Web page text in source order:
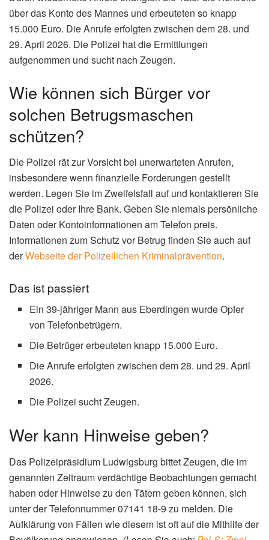
über das Konto des Mannes und erbeuteten so knapp
15.000 Euro. Die Anrufe erfolgten zwischen dem 28. und
29. April 2026. Die Polizei hat die Ermittlungen
aufgenommen und sucht nach Zeugen.
Wie können sich Bürger vor
solchen Betrugsmaschen
schützen?
Die Polizei rät zur Vorsicht bei unerwarteten Anrufen,
insbesondere wenn finanzielle Forderungen gestellt
werden. Legen Sie im Zweifelsfall auf und kontaktieren Sie
die Polizei oder Ihre Bank. Geben Sie niemals persönliche
Daten oder Kontoinformationen am Telefon preis.
Informationen zum Schutz vor Betrug finden Sie auch auf
derWebseite der Polizeilichen Kriminalprävention.
Das ist passiert
Ein 39-jähriger Mann aus Eberdingen wurde Opfer
von Telefonbetrügern.
Die Betrüger erbeuteten knapp 15.000 Euro.
Die Anrufe erfolgten zwischen dem 28. und 29. April
2026.
Die Polizei sucht Zeugen.
Wer kann Hinweise geben?
Das Polizeipräsidium Ludwigsburg bittet Zeugen, die im
genannten Zeitraum verdächtige Beobachtungen gemacht
haben oder Hinweise zu den Tätern geben können, sich
unter der Telefonnummer 07141 18-9 zu melden. Die
Aufklärung von Fällen wie diesem ist oft auf die Mithilfe der